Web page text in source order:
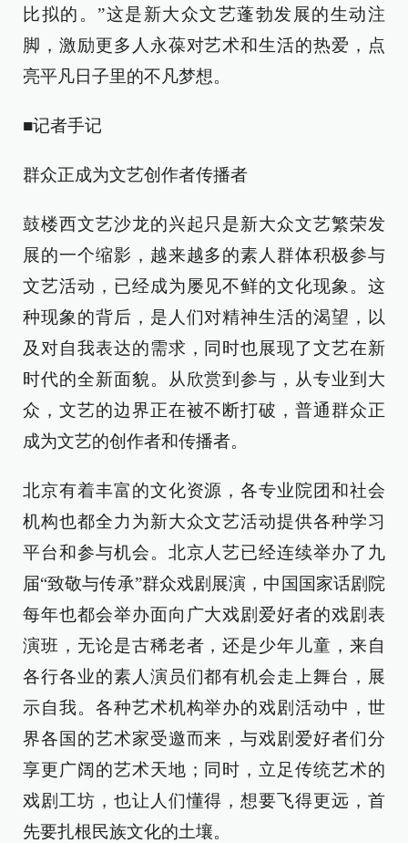
比拟的。”这是新大众文艺蓬勃发展的生动注
脚，激励更多人永葆对艺术和生活的热爱，点
亮平凡日子里的不凡梦想。
■记者手记
群众正成为文艺创作者传播者
鼓楼西文艺沙龙的兴起只是新大众文艺繁荣发
展的一个缩影，越来越多的素人群体积极参与
文艺活动，已经成为屡见不鲜的文化现象。这
种现象的背后，是人们对精神生活的渴望，以
及对自我表达的需求，同时也展现了文艺在新
时代的全新面貌。从欣赏到参与，从专业到大
众，文艺的边界正在被不断打破，普通群众正
成为文艺的创作者和传播者。
北京有着丰富的文化资源，各专业院团和社会
机构也都全力为新大众文艺活动提供各种学习
平台和参与机会。北京人艺已经连续举办了九
届“致敬与传承”群众戏剧展演，中国国家话剧院
每年也都会举办面向广大戏剧爱好者的戏剧表
演班，无论是古稀老者，还是少年儿童，来自
各行各业的素人演员们都有机会走上舞台，展
示自我。各种艺术机构举办的戏剧活动中，世
界各国的艺术家受邀而来，与戏剧爱好者们分
享更广阔的艺术天地；同时，立足传统艺术的
戏剧工坊，也让人们懂得，想要飞得更远，首
先要扎根民族文化的土壤。